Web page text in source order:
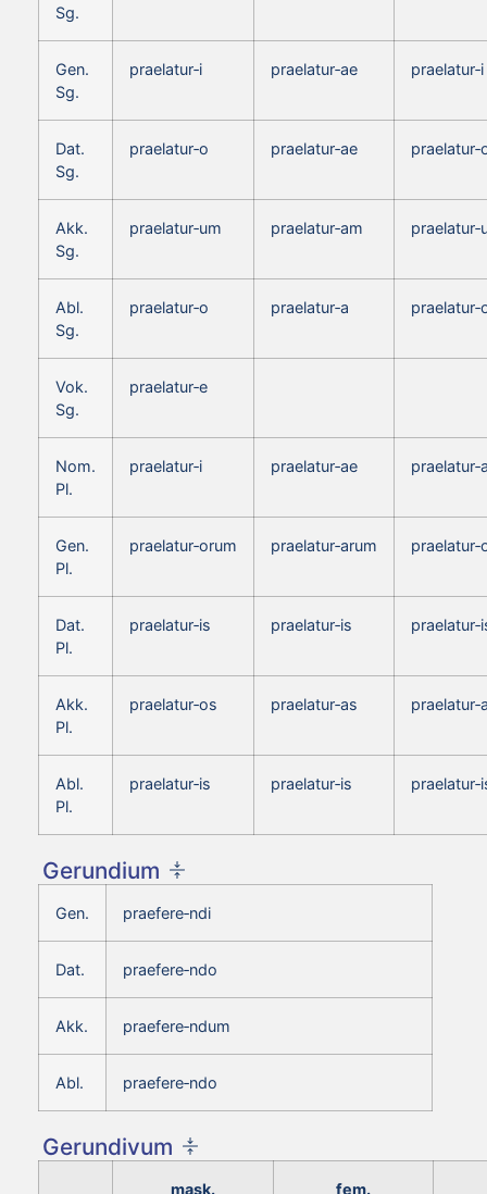
Sg.
Gen.
Sg.
praelatur‑i praelatur‑ae praelatur‑i
Dat.
Sg.
praelatur‑o praelatur‑ae
Akk.
Sg.
praelatur‑um praelatur‑am
Abl.
Sg.
praelatur‑o praelatur‑a
Vok.
Sg.
praelatur‑e
Nom.
Pl.
praelatur‑i praelatur‑ae
Gen.
Pl.
praelatur‑orum praelatur‑arum
Dat.
Pl.
praelatur‑is praelatur‑is
Akk.
Pl.
praelatur‑os praelatur‑as
Abl.
Pl.
praelatur‑is praelatur‑is
Gerundium
Gen. praefere‑ndi
Dat. praefere‑ndo
Akk. praefere‑ndum
Abl. praefere‑ndo
Gerundivum
mask. fem.